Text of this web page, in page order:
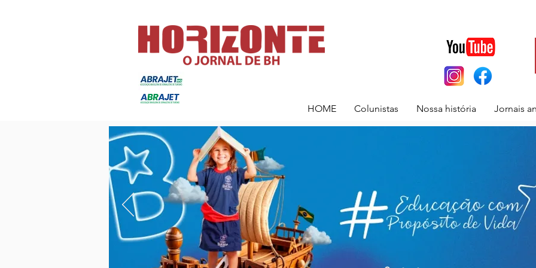
HOME Colunistas Nossa história Jornais